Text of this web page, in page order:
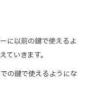
に以前の鍵で使えるよ
ていきます。
の鍵で使えるようにな